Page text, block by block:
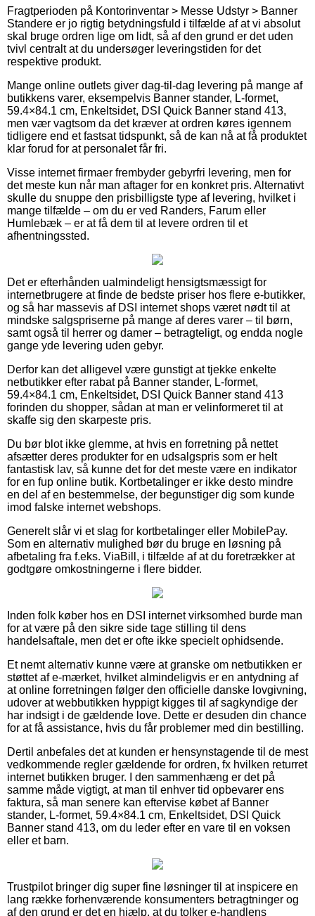
Fragtperioden på Kontorinventar > Messe Udstyr > Banner
Standere er jo rigtig betydningsfuld i tilfælde af at vi absolut
skal bruge ordren lige om lidt, så af den grund er det uden
tvivl centralt at du undersøger leveringstiden for det
respektive produkt.
Mange online outlets giver dag-til-dag levering på mange af
butikkens varer, eksempelvis Banner stander, L-formet,
59.4×84.1 cm, Enkeltsidet, DSI Quick Banner stand 413,
men vær vagtsom da det kræver at ordren køres igennem
tidligere end et fastsat tidspunkt, så de kan nå at få produktet
klar forud for at personalet får fri.
Visse internet firmaer frembyder gebyrfri levering, men for
det meste kun når man aftager for en konkret pris. Alternativt
skulle du snuppe den prisbilligste type af levering, hvilket i
mange tilfælde – om du er ved Randers, Farum eller
Humlebæk – er at få dem til at levere ordren til et
afhentningssted.
Det er efterhånden ualmindeligt hensigtsmæssigt for
internetbrugere at finde de bedste priser hos flere e-butikker,
og så har massevis af DSI internet shops været nødt til at
mindske salgspriserne på mange af deres varer – til børn,
samt også til herrer og damer – betragteligt, og endda nogle
gange yde levering uden gebyr.
Derfor kan det alligevel være gunstigt at tjekke enkelte
netbutikker efter rabat på Banner stander, L-formet,
59.4×84.1 cm, Enkeltsidet, DSI Quick Banner stand 413
forinden du shopper, sådan at man er velinformeret til at
skaffe sig den skarpeste pris.
Du bør blot ikke glemme, at hvis en forretning på nettet
afsætter deres produkter for en udsalgspris som er helt
fantastisk lav, så kunne det for det meste være en indikator
for en fup online butik. Kortbetalinger er ikke desto mindre
en del af en bestemmelse, der begunstiger dig som kunde
imod falske internet webshops.
Generelt slår vi et slag for kortbetalinger eller MobilePay.
Som en alternativ mulighed bør du bruge en løsning på
afbetaling fra f.eks. ViaBill, i tilfælde af at du foretrækker at
godtgøre omkostningerne i flere bidder.
Inden folk køber hos en DSI internet virksomhed burde man
for at være på den sikre side tage stilling til dens
handelsaftale, men det er ofte ikke specielt ophidsende.
Et nemt alternativ kunne være at granske om netbutikken er
støttet af e-mærket, hvilket almindeligvis er en antydning af
at online forretningen følger den officielle danske lovgivning,
udover at webbutikken hyppigt kigges til af sagkyndige der
har indsigt i de gældende love. Dette er desuden din chance
for at få assistance, hvis du får problemer med din bestilling.
Dertil anbefales det at kunden er hensynstagende til de mest
vedkommende regler gældende for ordren, fx hvilken returret
internet butikken bruger. I den sammenhæng er det på
samme måde vigtigt, at man til enhver tid opbevarer ens
faktura, så man senere kan eftervise købet af Banner
stander, L-formet, 59.4×84.1 cm, Enkeltsidet, DSI Quick
Banner stand 413, om du leder efter en vare til en voksen
eller et barn.
Trustpilot bringer dig super fine løsninger til at inspicere en
lang række forhenværende konsumenters betragtninger og
af den grund er det en hjælp, at du tolker e-handlens